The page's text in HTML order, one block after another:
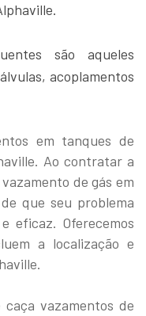
são aqueles
acoplamentos
em tanques de
Ao contratar a
de gás em
que seu problema
eficaz. Oferecemos
a localização e
vazamentos de